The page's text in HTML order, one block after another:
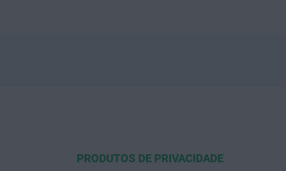
PRODUTOS DE PRIVACIDADE